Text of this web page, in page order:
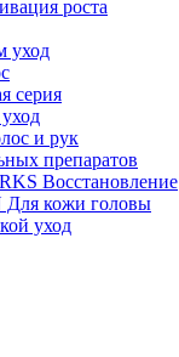
роста
уход
серия
и рук
препаратов
Восстановление
кожи головы
уход